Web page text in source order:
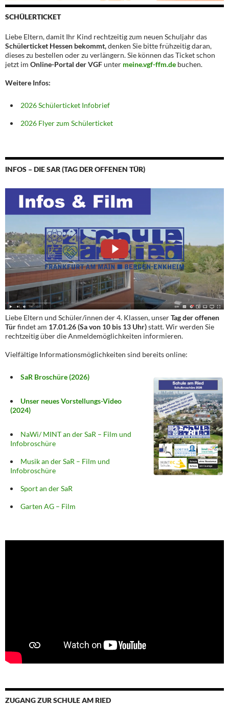
SCHÜLERTICKET
Liebe Eltern, damit Ihr Kind rechtzeitig zum neuen Schuljahr das
Schülerticket Hessen bekommt,denken Sie bitte frühzeitig daran,
dieses zu bestellen oder zu verlängern. Sie können das Ticket schon
jetzt im Online-Portal der VGFunter meine.vgf-ffm.de buchen.
Weitere Infos:
2026 Schülerticket Infobrief
2026 Flyer zum Schülerticket
INFOS – DIE SAR (TAG DER OFFENEN TÜR)
Liebe Eltern und Schüler/innen der 4. Klassen, unserTag der offenen
Türfindet am 17.01.26 (Sa von 10 bis 13 Uhr)statt. Wir werden Sie
rechtzeitig über die Anmeldemöglichkeiten informieren.
Vielfältige Informationsmöglichkeiten sind bereits online:
SaR Broschüre (2026)
Unser neues Vorstellungs-Video
(2024)
NaWi/ MINT an der SaR – Film und
Infobroschüre
Musik an der SaR – Film und
Infobroschüre
Sport an der SaR
Garten AG – Film
ZUGANG ZUR SCHULE AM RIED